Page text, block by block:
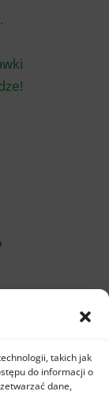
takich jak
do informacji o
dane,